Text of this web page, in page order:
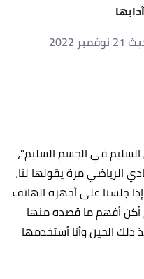
2022
في الجسم السليم"،
الرياضي مرة يقولها لنا،
جلسنا على أجهزة الهاتف
أكن أفهم ما قصده منها
ذلك الحين وأنا أستخدمها